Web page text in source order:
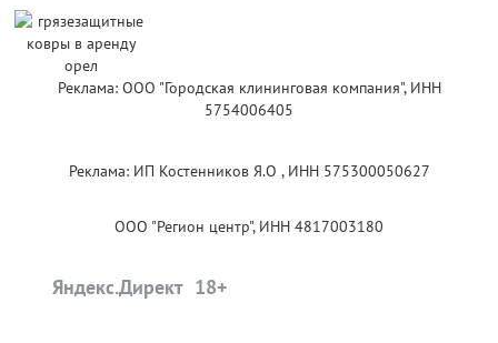
Реклама: ООО "Городская клининговая компания", ИНН
5754006405
Реклама: ИП Костенников Я.О , ИНН 575300050627
ООО "Регион центр", ИНН 4817003180
Яндекс.Директ